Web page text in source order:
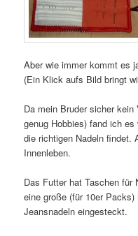
Aber wie immer kommt es
(Ein Klick aufs Bild bringt
Da mein Bruder sicher
genug Hobbies) fand ich
die richtigen Nadeln findet.
Innenleben.
Das Futter hat Taschen für
eine große (für 10er
Jeansnadeln eingesteckt.